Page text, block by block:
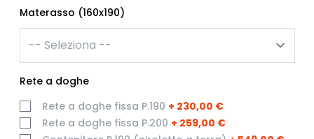
Materasso (160x190)
Rete a doghe
Rete a doghe fissa P.190 + 230,00 €
Rete a doghe fissa P.200 + 259,00 €